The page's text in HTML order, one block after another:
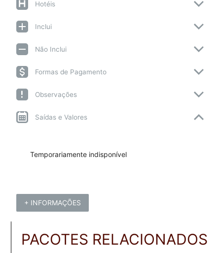
Hotéis
Inclui
Não Inclui
Formas de Pagamento
Observações
Saídas e Valores
Temporariamente indisponível
+ INFORMAÇÕES
PACOTES RELACIONADOS